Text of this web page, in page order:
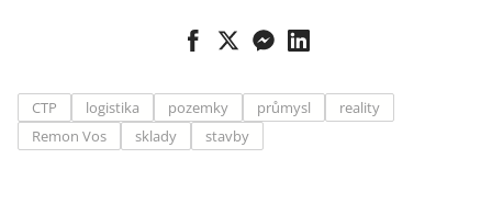
CTP logistika pozemky průmysl
reality
Remon Vos
sklady stavby